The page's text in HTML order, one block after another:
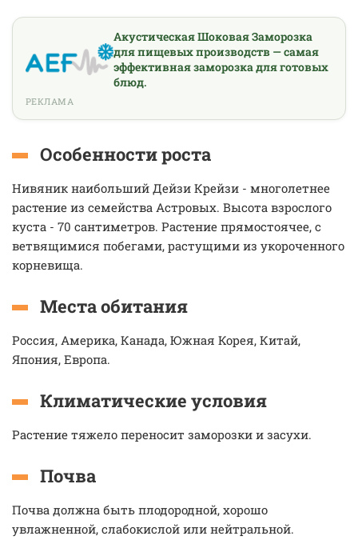
Акустическая Шоковая Заморозка
для пищевых производств — самая
эффективная заморозка для готовых
блюд.
РЕКЛАМА
Особенности роста
Нивяник наибольший Дейзи Крейзи - многолетнее
растение из семейства Астровых. Высота взрослого
куста - 70 сантиметров. Растение прямостоячее, с
ветвящимися побегами, растущими из укороченного
корневища.
Места обитания
Россия, Америка, Канада, Южная Корея, Китай,
Япония, Европа.
Климатические условия
Растение тяжело переносит заморозки и засухи.
Почва
Почва должна быть плодородной, хорошо
увлажненной, слабокислой или нейтральной.